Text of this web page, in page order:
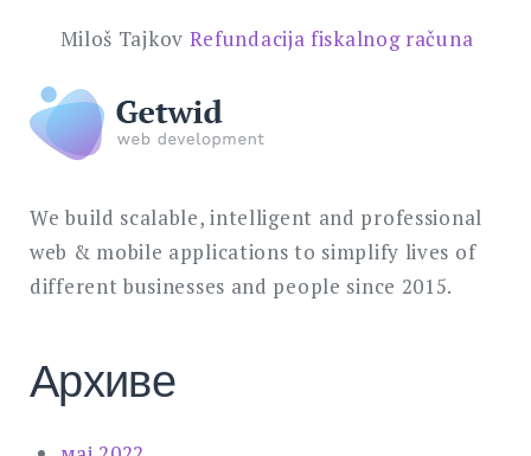
Miloš Tajkov Refundacija fiskalnog računa
We build scalable, intelligent and professional
web & mobile applications to simplify lives of
different businesses and people since 2015.
Архиве